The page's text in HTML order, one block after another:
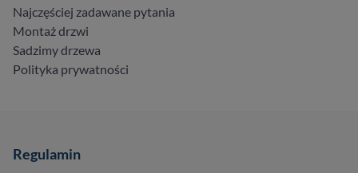
Najczęściej zadawane pytania
Montaż drzwi
Sadzimy drzewa
Polityka prywatności
Regulamin